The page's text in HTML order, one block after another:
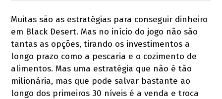
Muitas são as estratégias para conseguir dinheiro
em Black Desert. Mas no início do jogo não são
tantas as opções, tirando os investimentos a
longo prazo como a pescaria e o cozimento de
alimentos. Mas uma estratégia que não é tão
milionária, mas que pode salvar bastante ao
longo dos primeiros 30 níveis é a venda e troca